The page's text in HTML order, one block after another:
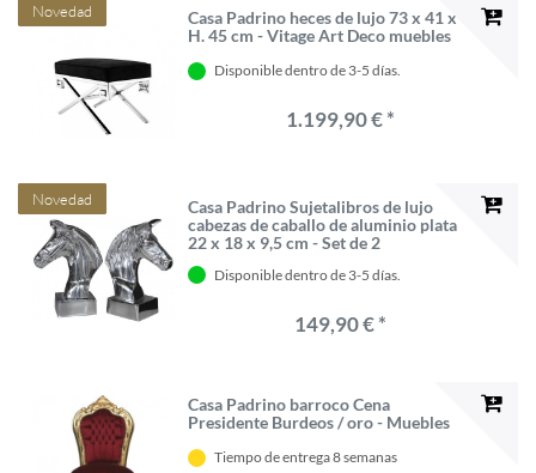
Novedad
Casa Padrino heces de lujo 73 x 41 x
H. 45 cm - Vitage Art Deco muebles
Disponible dentro de 3-5 días.
1.199,90 € *
Novedad
Casa Padrino Sujetalibros de lujo
cabezas de caballo de aluminio plata
22 x 18 x 9,5 cm - Set de 2
Disponible dentro de 3-5 días.
149,90 € *
Casa Padrino barroco Cena
Presidente Burdeos / oro - Muebles
Tiempo de entrega 8 semanas